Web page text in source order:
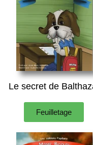
Le secret de
Feuilletage